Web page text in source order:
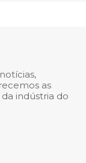
as
indústria do